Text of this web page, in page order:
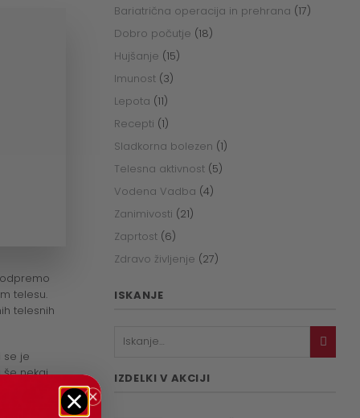
telesu.
telesnih
se je
še nekaj
Bariatrična operacija in prehrana (17)
Dobro počutje (18)
Hujšanje (15)
Imunost (3)
Lepota (11)
Recepti (1)
Sladkorna bolezen (1)
Telesna aktivnost (5)
Vodena Vadba (4)
Zanimivosti (21)
Zaprtost (6)
Zdravo življenje (27)
ISKANJE
IZDELKI V AKCIJI